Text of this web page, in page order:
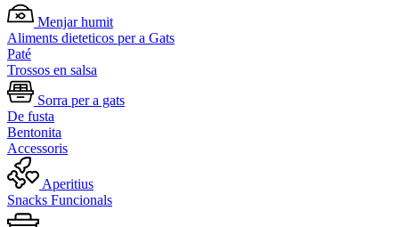
Menjar humit
Aliments dieteticos per a Gats
Paté
Trossos en salsa
Sorra per a gats
De fusta
Bentonita
Accessoris
Aperitius
Snacks Funcionals